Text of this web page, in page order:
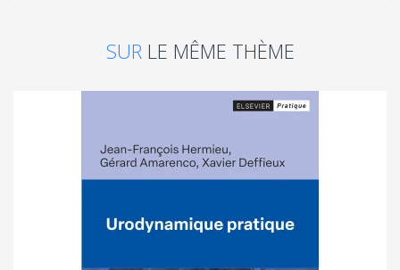
SUR LE MÊME THÈME